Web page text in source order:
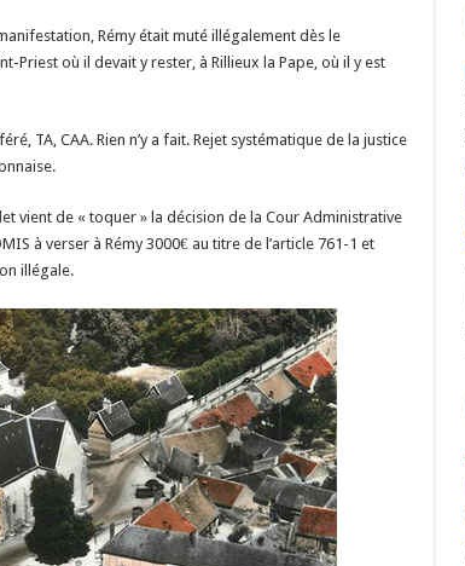
Rémy était muté illégalement dès le
Priest où il devait y rester, à Rillieux la Pape, où il y est
TA, CAA. Rien n’y a fait. Rejet systématique de la justice
vient de « toquer » la décision de la Cour Administrative
à verser à Rémy 3000€ au titre de l’article 761-1 et
illégale.